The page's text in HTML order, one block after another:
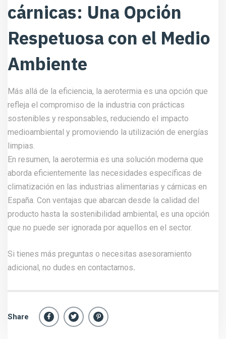
cárnicas: Una Opción
Respetuosa con el Medio
Ambiente
Más allá de la eficiencia, la aerotermia es una opción que
refleja el compromiso de la industria con prácticas
sostenibles y responsables, reduciendo el impacto
medioambiental y promoviendo la utilización de energías
limpias.
En resumen, la aerotermia es una solución moderna que
aborda eficientemente las necesidades específicas de
climatización en las industrias alimentarias y cárnicas en
España. Con ventajas que abarcan desde la calidad del
producto hasta la sostenibilidad ambiental, es una opción
que no puede ser ignorada por aquellos en el sector.
Si tienes más preguntas o necesitas asesoramiento
adicional, no dudes en contactarnos.
Share